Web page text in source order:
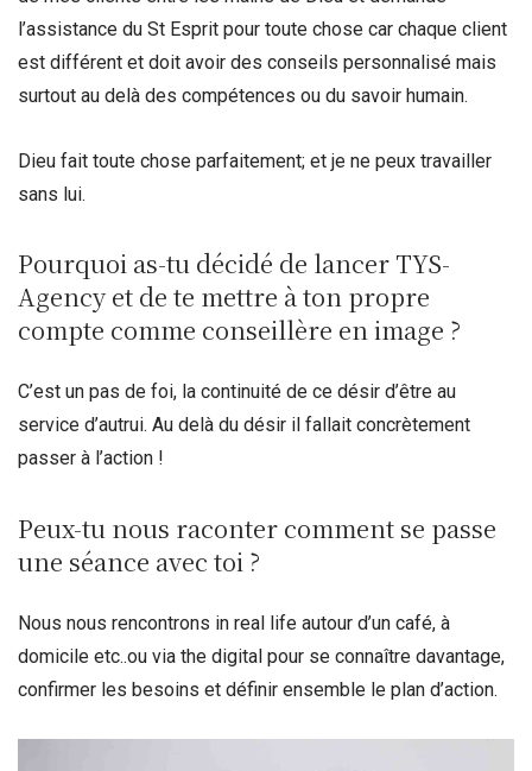
l’assistance du St Esprit pour toute chose car chaque client
est différent et doit avoir des conseils personnalisé mais
surtout au delà des compétences ou du savoir humain.
Dieu fait toute chose parfaitement; et je ne peux travailler
sans lui.
Pourquoi as-tu décidé de lancer TYS-
Agency et de te mettre à ton propre
compte comme conseillère en image ?
C’est un pas de foi, la continuité de ce désir d’être au
service d’autrui. Au delà du désir il fallait concrètement
passer à l’action !
Peux-tu nous raconter comment se passe
une séance avec toi ?
Nous nous rencontrons in real life autour d’un café, à
domicile etc..ou via the digital pour se connaître davantage,
confirmer les besoins et définir ensemble le plan d’action.